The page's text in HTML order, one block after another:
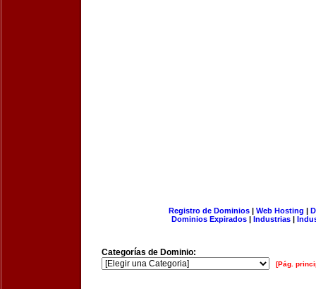
Registro de Dominios| Web Hosting |
Dominios Expirados | Industrias |
Categorías de Dominio:
[Pág.